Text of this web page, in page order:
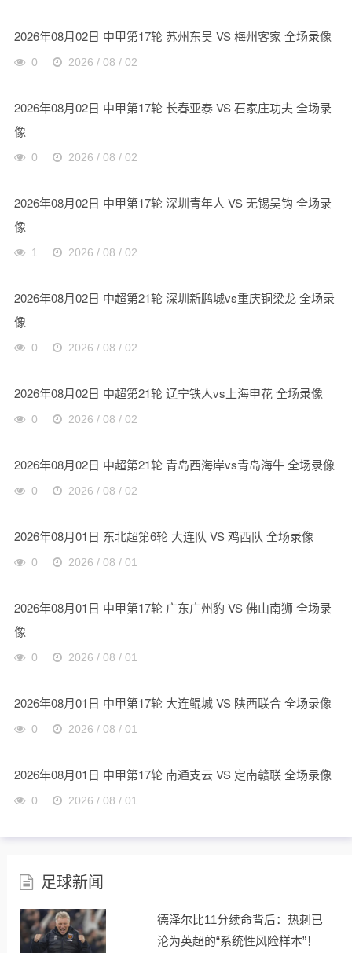
2026年08月02日 中甲第17轮 苏州东吴 VS 梅州客家 全场录像
0 2026 / 08 / 02
2026年08月02日 中甲第17轮 长春亚泰 VS 石家庄功夫 全场录
像
0 2026 / 08 / 02
2026年08月02日 中甲第17轮 深圳青年人 VS 无锡吴钩 全场录
像
1 2026 / 08 / 02
2026年08月02日 中超第21轮 深圳新鹏城vs重庆铜梁龙 全场录
像
0 2026 / 08 / 02
2026年08月02日 中超第21轮 辽宁铁人vs上海申花 全场录像
0 2026 / 08 / 02
2026年08月02日 中超第21轮 青岛西海岸vs青岛海牛 全场录像
0 2026 / 08 / 02
2026年08月01日 东北超第6轮 大连队 VS 鸡西队 全场录像
0 2026 / 08 / 01
2026年08月01日 中甲第17轮 广东广州豹 VS 佛山南狮 全场录
像
0 2026 / 08 / 01
2026年08月01日 中甲第17轮 大连鲲城 VS 陕西联合 全场录像
0 2026 / 08 / 01
2026年08月01日 中甲第17轮 南通支云 VS 定南赣联 全场录像
0 2026 / 08 / 01
足球新闻
德泽尔比11分续命背后：热刺已
沦为英超的“系统性风险样本”！